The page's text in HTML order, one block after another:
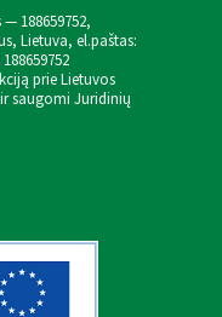
188659752,
Lietuva, el.paštas:
prie Lietuvos
saugomi Juridinių